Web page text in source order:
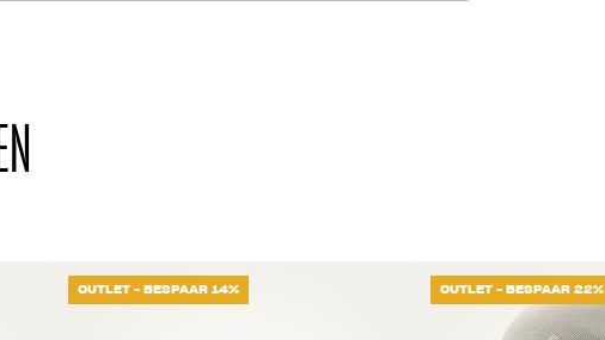
OUTLET - BESPAAR 14% OUTLET - BESPAAR 22%